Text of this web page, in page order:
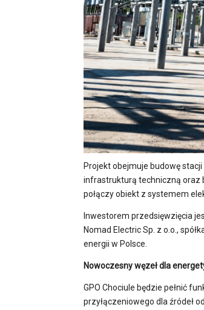
Projekt obejmuje budowę
infrastrukturą techniczną oraz
połączy obiekt z systemem
Inwestorem przedsięwzięcia
Nomad Electric Sp. z o.o.,
energii w Polsce.
Nowoczesny węzeł dla
GPO Chociule będzie pełnić
przyłączeniowego dla źródeł